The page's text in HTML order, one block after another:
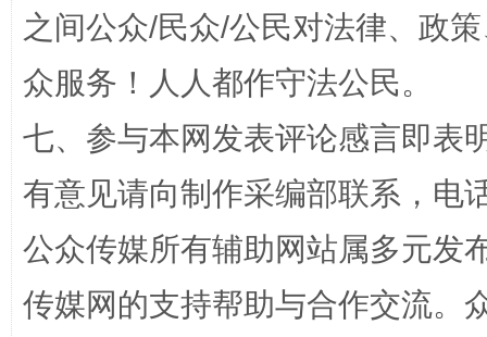
之间公众/民众/公民对法律、政
众服务！人人都作守法公民。
七、参与本网发表评论感言即表
有意见请向制作采编部联系，电
公众传媒所有辅助网站属多元发
传媒网的支持帮助与合作交流。